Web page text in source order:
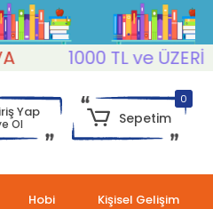
1000 TL ve ÜZERİ
Yap
Ol
0
Sepetim
Hobi Kişisel Gelişim